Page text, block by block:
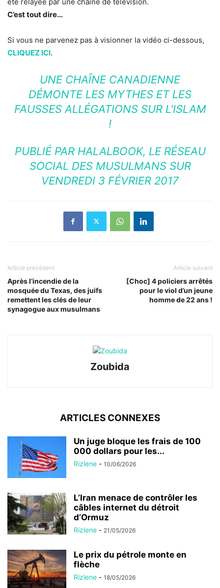
C’est tout dire…
Si vous ne parvenez pas à visionner la vidéo ci-dessous,
CLIQUEZ ICI.
UNE CHAÎNE CANADIENNE
DÉMONTE LES MYTHES ET LES
FAUSSES ALLÉGATIONS SUR L'ISLAM
!
PUBLIÉ PAR HALALBOOK, LE RÉSEAU
SOCIAL DES MUSULMANSSUR
VENDREDI 3 FÉVRIER 2017
Article précédent
Après l’incendie de la
mosquée du Texas, des juifs
remettent les clés de leur
synagogue aux musulmans
Article suivant
[Choc] 4 policiers arrêtés
pour le viol d’un jeune
homme de 22 ans !
Zoubida
ARTICLES CONNEXES
Un juge bloque les frais de 100
000 dollars pour les...
Rizlene - 10/06/2026
L’Iran menace de contrôler les
câbles internet du détroit
d’Ormuz
Rizlene - 21/05/2026
Le prix du pétrole monte en
flèche
Rizlene - 18/05/2026